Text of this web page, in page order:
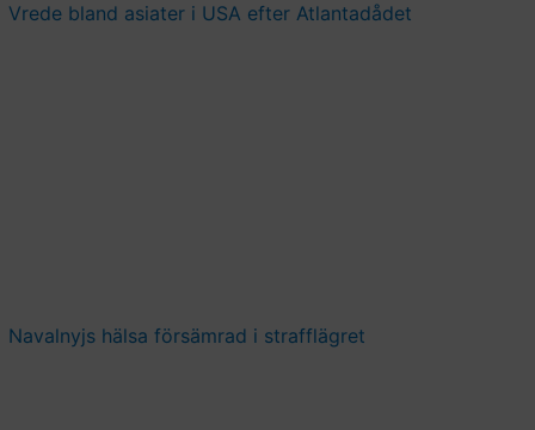
Vrede bland asiater i USA efter Atlantadådet
Navalnyjs hälsa försämrad i strafflägret